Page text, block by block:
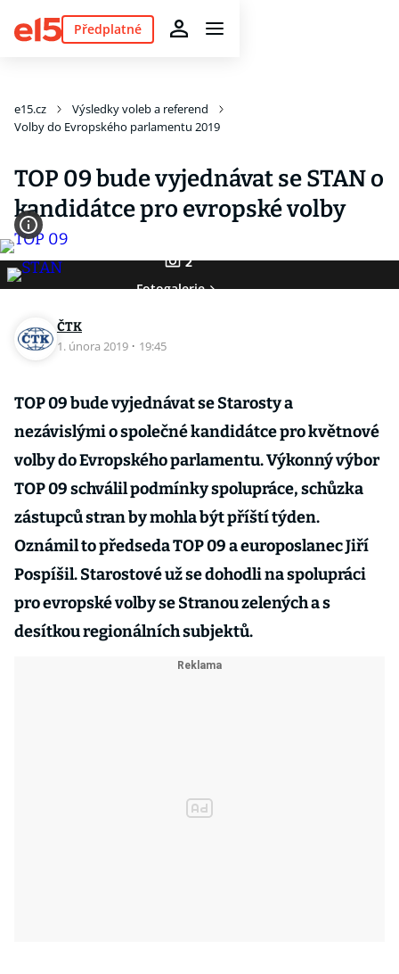
Předplatné
e15.cz
Výsledky voleb a referend
Volby do Evropského parlamentu 2019
TOP 09 bude vyjednávat se STAN o
kandidátce pro evropské volby
2
Fotogalerie
ČTK
1. února 2019 · 19:45
TOP 09 bude vyjednávat se Starosty a
nezávislými o společné kandidátce pro květnové
volby do Evropského parlamentu. Výkonný výbor
TOP 09 schválil podmínky spolupráce, schůzka
zástupců stran by mohla být příští týden.
Oznámil to předseda TOP 09 a europoslanec Jiří
Pospíšil. Starostové už se dohodli na spolupráci
pro evropské volby se Stranou zelených a s
desítkou regionálních subjektů.